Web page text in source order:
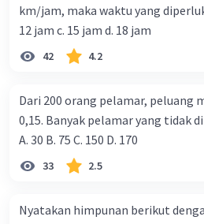
km/jam, maka waktu yang diperlukan
12 jam c. 15 jam d. 18 jam
42 4.2
Dari 200 orang pelamar, peluang
0,15. Banyak pelamar yang tidak
A. 30 B. 75 C. 150 D. 170
33 2.5
Nyatakan himpunan berikut